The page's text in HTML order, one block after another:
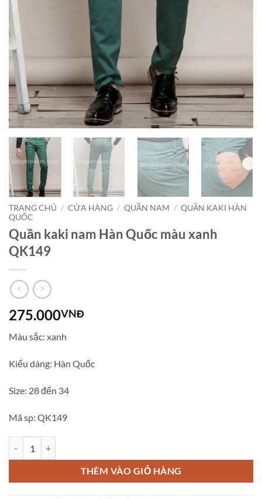
TRANG CHỦ / CỬA HÀNG / QUẦN NAM / QUẦN KAKI HÀN
QUỐC
Quần kaki nam Hàn Quốc màu xanh
QK149
275.000VNĐ
Màu sắc: xanh
Kiểu dáng: Hàn Quốc
Size: 28 đến 34
Mã sp: QK149
THÊM VÀO GIỎ HÀNG